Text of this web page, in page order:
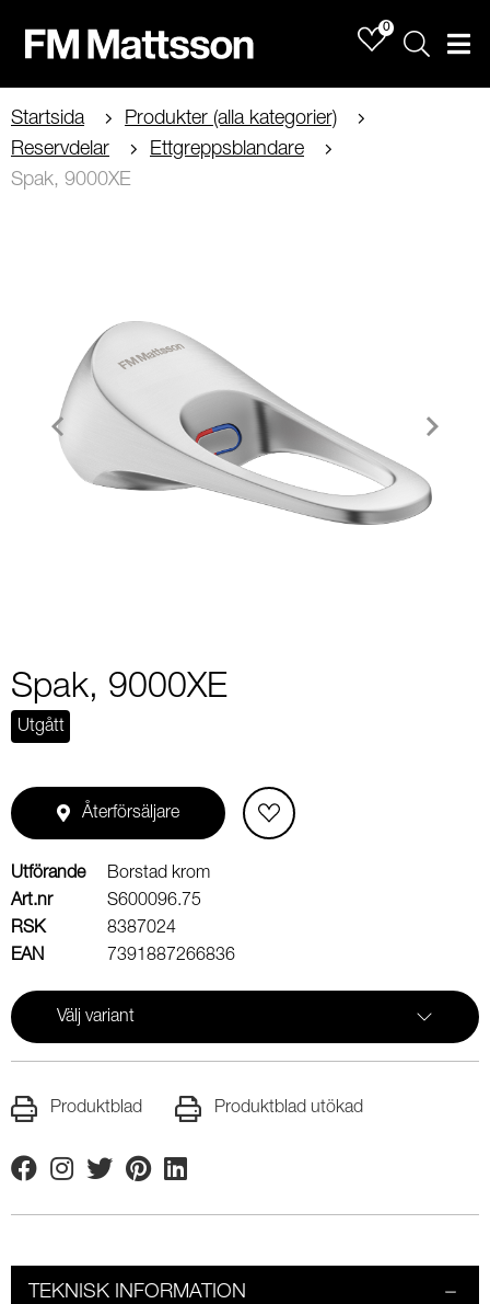
0
Sök
Startsida
Produkter (alla kategorier)
Reservdelar
Ettgreppsblandare
Spak, 9000XE
Spak, 9000XE
Utgått
Återförsäljare
Utförande
Borstad krom
Art.nr
S600096.75
RSK
8387024
EAN
7391887266836
Välj variant
Produktblad Produktblad utökad
FacebookInstagram
TwitterPinterestLinkedin
TEKNISK INFORMATION